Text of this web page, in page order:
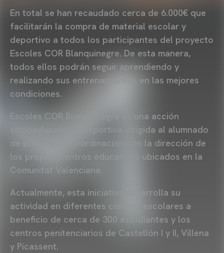
En total se han recaudado cerca de 6.000€ que
facilitarán la compra de material escolar y
deportivo a todos los participantes del proyecto
Escoles COR Blanquinegre. De esta manera,
todos ellos podrán seguir aprendiendo y
realizando sus entrenamientos en las mejores
condiciones.
Escoles COR Blanquinegre es una acción
socioeducativa y deportiva dirigida al alumnado
de primera en coordinación con la dirección de
los propios centros educativos ubicados en la
Comunitat Valenciana.
Actualmente, esta iniciativa desarrolla su
actividad en diferentes centros escolares a
beneficio de cerca de 300 estudiantes y los
centros penitenciarios de Castellón I y II, Villena
y Picassent.